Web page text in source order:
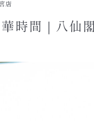
店
時間｜八仙